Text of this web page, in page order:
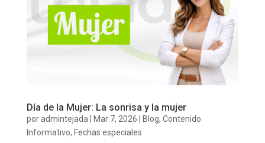
Día de la Mujer: La sonrisa y la mujer
poradmintejada | Mar 7, 2026 | Blog, Contenido
Informativo, Fechas especiales